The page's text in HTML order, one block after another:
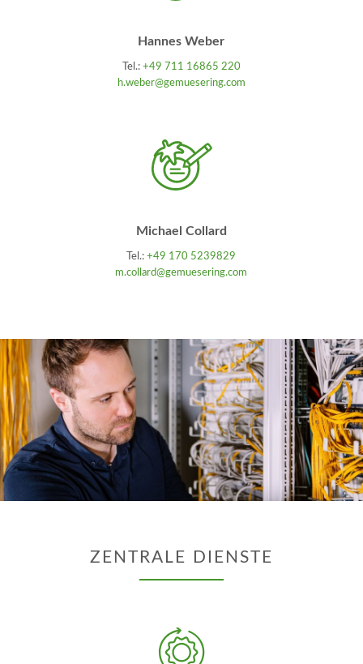
Hannes Weber
Tel.: +49 711 16865 220
h.weber@gemuesering.com
Michael Collard
Tel.:+49 170 5239829
m.collard@gemuesering.com
ZENTRALE DIENSTE